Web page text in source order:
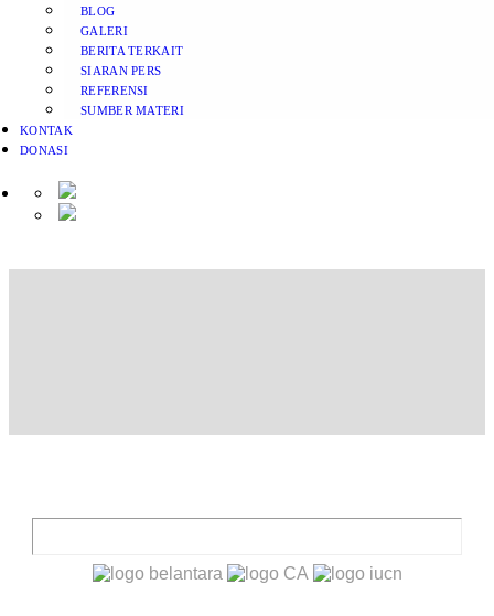
BLOG
GALERI
BERITA TERKAIT
SIARAN PERS
REFERENSI
SUMBER MATERI
KONTAK
DONASI